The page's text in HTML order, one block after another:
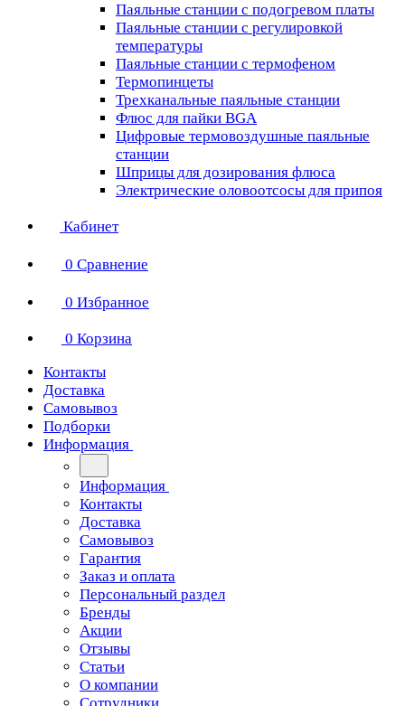
Паяльные станции с подогревом платы
Паяльные станции с регулировкой
температуры
Паяльные станции с термофеном
Термопинцеты
Трехканальные паяльные станции
Флюс для пайки BGA
Цифровые термовоздушные паяльные
станции
Шприцы для дозирования флюса
Электрические оловоотсосы для припоя
Кабинет
0 Сравнение
0 Избранное
0 Корзина
Контакты
Доставка
Самовывоз
Подборки
Информация
Информация
Контакты
Доставка
Самовывоз
Гарантия
Заказ и оплата
Персональный раздел
Бренды
Акции
Отзывы
Статьи
О компании
Сотрудники